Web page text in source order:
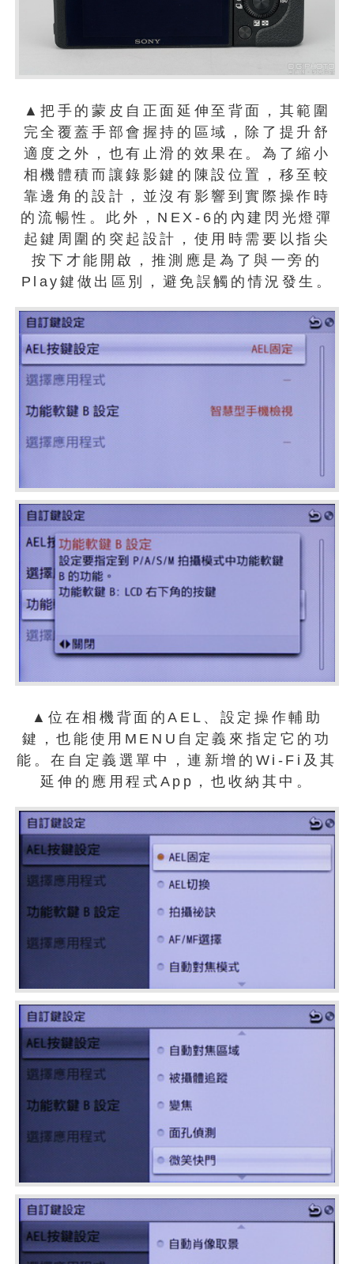
▲把手的蒙皮自正面延伸至背面，其範圍
完全覆蓋手部會握持的區域，除了提升舒
適度之外，也有止滑的效果在。為了縮小
相機體積而讓錄影鍵的陳設位置，移至較
靠邊角的設計，並沒有影響到實際操作時
的流暢性。此外，NEX-6的內建閃光燈彈
起鍵周圍的突起設計，使用時需要以指尖
按下才能開啟，推測應是為了與一旁的
Play鍵做出區別，避免誤觸的情況發生。
▲位在相機背面的AEL、設定操作輔助
鍵，也能使用MENU自定義來指定它的功
能。在自定義選單中，連新增的Wi-Fi及其
延伸的應用程式App，也收納其中。